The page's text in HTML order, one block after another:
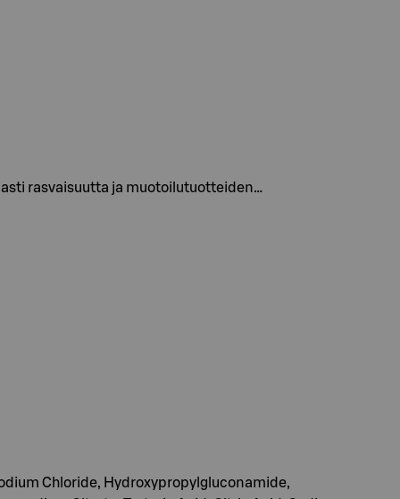
rasvaisuutta ja muotoilutuotteiden…
Chloride, Hydroxypropylgluconamide,